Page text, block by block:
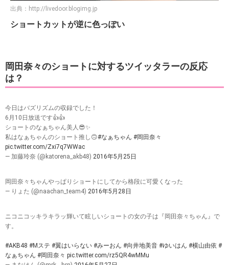
出典： http://livedoor.blogimg.jp
ショートカットが逆に色っぽい
岡田奈々のショートに対するツイッタラーの反応
は？
今日はバズリズムの収録でした！
6月10日放送です👍👍
ショートのなぁちゃん美人😎✨
私はなぁちゃんのショート推し🙃#なぁちゃん #岡田奈々
pic.twitter.com/Zxi7q7WWac
— 加藤玲奈 (@katorena_akb48) 2016年5月25日
岡田奈々ちゃんやっぱりショートにしてから格段に可愛くなった
— りょた (@naachan_team4) 2016年5月28日
ニコニコッキラキラッ輝いて眩しいショートの女の子は『岡田奈々ちゃん』で
す。
#AKB48 #Mステ #翼はいらない #みーおん #向井地美音 #ゆいはん #横山由依 #
なぁちゃん #岡田奈々 pic.twitter.com/rz5QR4wMMu